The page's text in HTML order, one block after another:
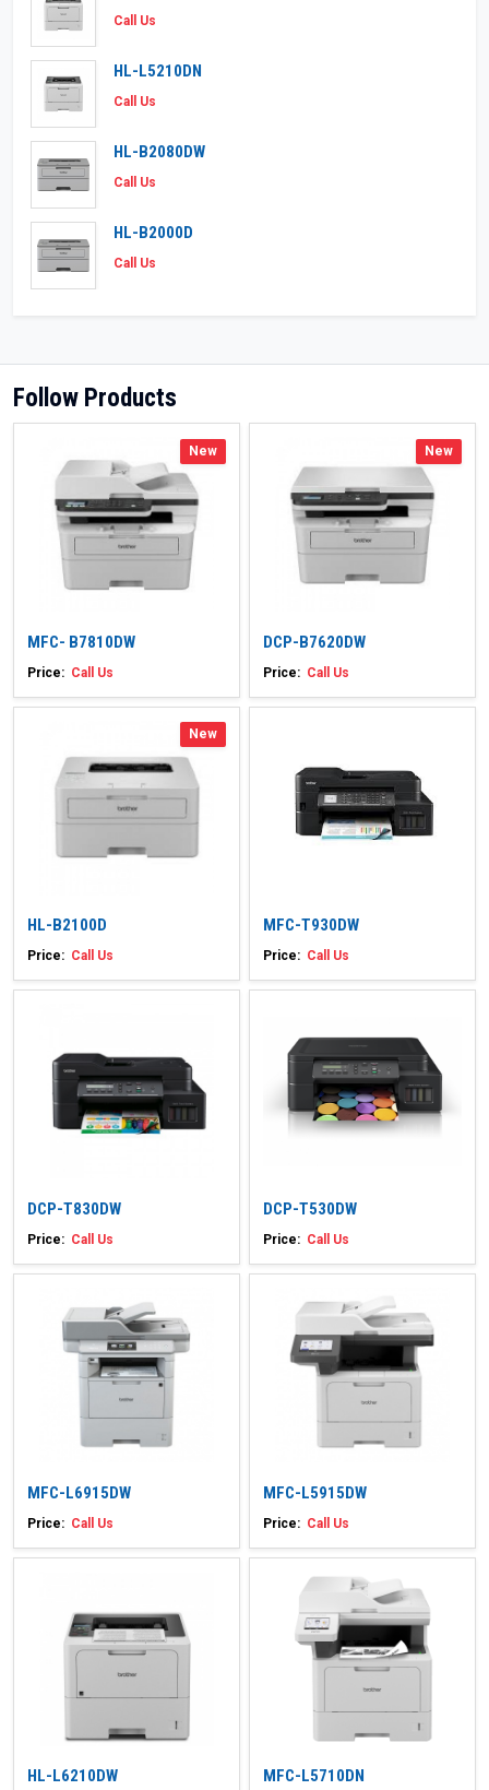
Call Us
HL-L5210DN
Call Us
HL-B2080DW
Call Us
HL-B2000D
Call Us
Follow Products
New
MFC- B7810DW
Price: Call Us
New
DCP-B7620DW
Price: Call Us
New
HL-B2100D
Price: Call Us
MFC-T930DW
Price: Call Us
DCP-T830DW
Price: Call Us
DCP-T530DW
Price: Call Us
MFC-L6915DW
Price: Call Us
MFC-L5915DW
Price: Call Us
HL-L6210DW MFC-L5710DN